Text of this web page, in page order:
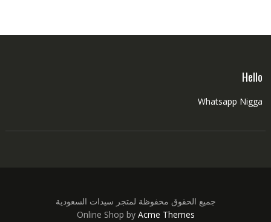
Hello
Whatsapp Nigga
جميع الحقوق محفوظة لمتجر سيدات السعودية
Online Shop by Acme Themes